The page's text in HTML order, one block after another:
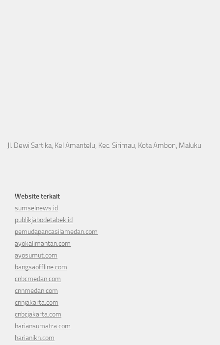
Jl. Dewi Sartika, Kel Amantelu, Kec. Sirimau, Kota Ambon, Maluku
Website terkait
sumselnews.id
publikjabodetabek.id
pemudapancasilamedan.com
ayokalimantan.com
ayosumut.com
bangsaoffline.com
cnbcmedan.com
cnnmedan.com
cnnjakarta.com
cnbcjakarta.com
hariansumatra.com
harianikn.com